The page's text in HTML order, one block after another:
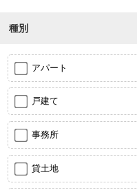
種別
アパート
戸建て
事務所
貸土地